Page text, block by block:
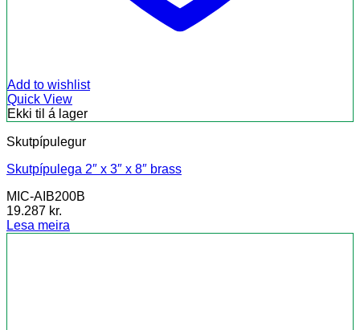
Add to wishlist
Quick View
Ekki til á lager
Skutpípulegur
Skutpípulega 2″ x 3″ x 8″ brass
MIC-AIB200B
19.287 kr.
Lesa meira